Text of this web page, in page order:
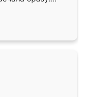
подошёл к
Собрали
даже